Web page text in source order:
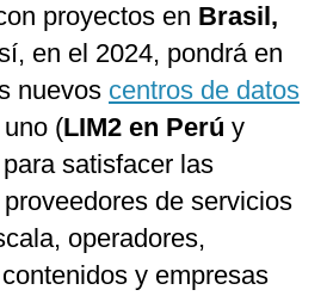
proyectos en Brasil,
en el 2024, pondrá en
nuevos centros de datos
(LIM2 en Perú y
satisfacer las
de servicios
operadores,
y empresas